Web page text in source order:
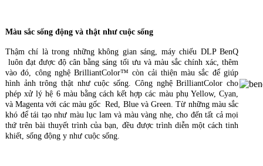
Màu sắc sống động và thật như cuộc sống
Thậm chí là trong những không gian sáng, máy chiếu DLP BenQ
luôn đạt được độ cân bằng sáng tối ưu và màu sắc chính xác, thêm
vào đó, công nghệ BrilliantColor™ còn cải thiện màu sắc để giúp
hình ảnh trông thật như cuộc sống. Công nghệ BrilliantColor cho
phép xử lý hệ 6 màu bằng cách kết hợp các màu phụ Yellow, Cyan,
và Magenta với các màu gốc Red, Blue và Green. Từ những màu sắc
khó để tái tạo như màu lục lam và màu vàng nhẹ, cho đến tất cả mọi
thứ trên bài thuyết trình của bạn, đều được trình diễn một cách tinh
khiết, sống động y như cuộc sống.